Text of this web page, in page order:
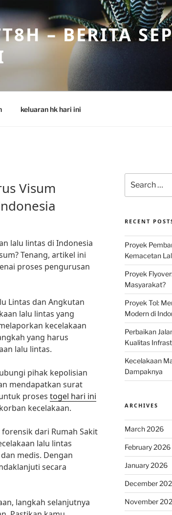
– BERITA
keluaran hk hari ini
Visum
lalu lintas di Indonesia
Tenang, artikel ini
proses pengurusan
Lintas dan Angkutan
lalu lintas yang
kecelakaan
yang harus
lalu lintas.
pihak kepolisian
mendapatkan surat
proses togel hari ini
kecelakaan.
dari Rumah Sakit
lalu lintas
medis. Dengan
secara
langkah selanjutnya
for:
RECENT
Proyek
Kemacetan
Proyek
Masyarakat?
Proyek Tol:
Modern di
Perbaikan
Kualitas
Kecelakaan
Dampaknya
ARCHIVES
March 2026
February 2026
January 2026
December
November